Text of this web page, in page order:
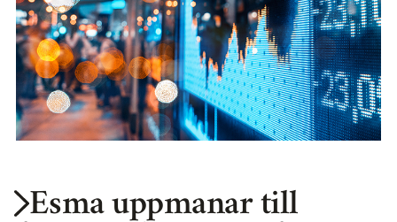
Esma uppmanar till